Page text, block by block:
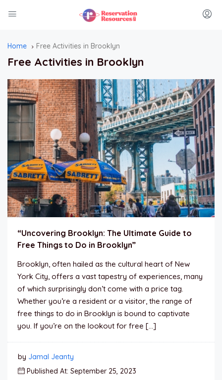
Home Free Activities in Brooklyn
Free Activities in Brooklyn
“Uncovering Brooklyn: The Ultimate Guide to
Free Things to Do in Brooklyn”
Brooklyn, often hailed as the cultural heart of New
York City, offers a vast tapestry of experiences, many
of which surprisingly don’t come with a price tag.
Whether you’re a resident or a visitor, the range of
free things to do in Brooklyn is bound to captivate
you. If you’re on the lookout for free […]
by Jamal Jeanty
Published At: September 25, 2023